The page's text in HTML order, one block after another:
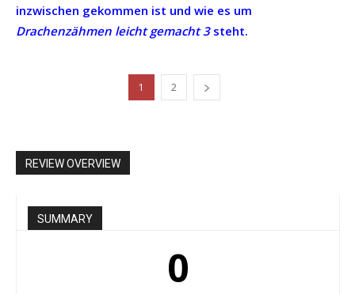
inzwischen gekommen ist und wie es um
Drachenzähmen leicht gemacht 3steht.
1 2
REVIEW OVERVIEW
SUMMARY
0